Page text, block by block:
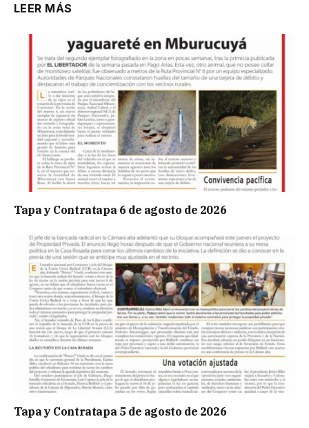
LEER MÁS
Tapa y Contratapa 6 de agosto de 2026
Tapa y Contratapa 5 de agosto de 2026